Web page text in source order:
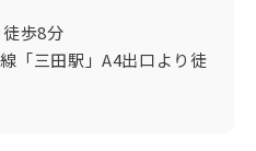
歩8分
「三田駅」A4出口より徒